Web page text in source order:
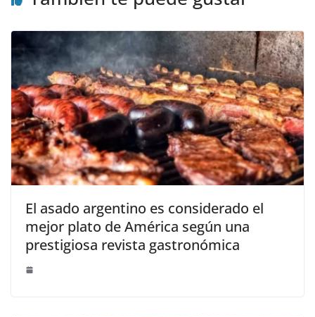
El asado argentino es considerado el
mejor plato de América según una
prestigiosa revista gastronómica